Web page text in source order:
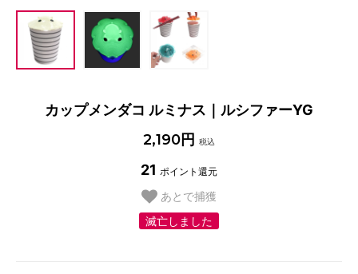
カップメンダコ ルミナス｜ルシファーYG
2,190円 税込
21 ポイント還元
あとで捕獲
滅亡しました